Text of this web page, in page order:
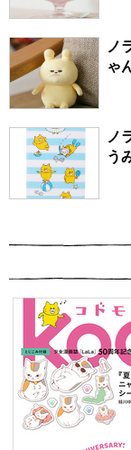
ノ
ゃ
ノ
う